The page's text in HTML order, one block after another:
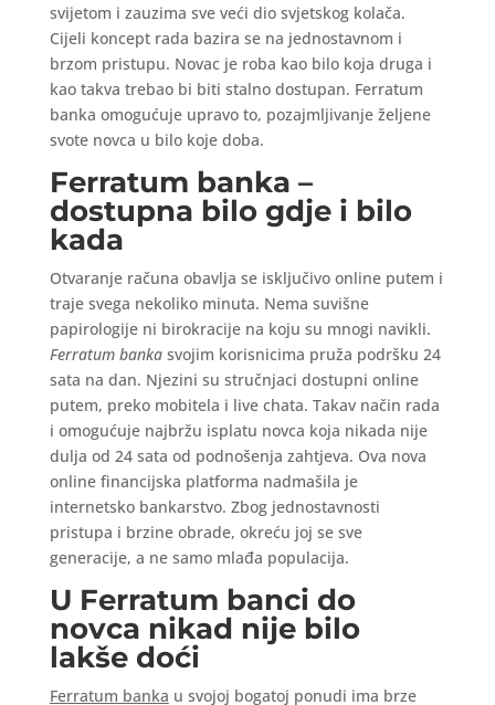
svijetom i zauzima sve veći dio svjetskog kolača.
Cijeli koncept rada bazira se na jednostavnom i
brzom pristupu. Novac je roba kao bilo koja druga i
kao takva trebao bi biti stalno dostupan. Ferratum
banka omogućuje upravo to, pozajmljivanje željene
svote novca u bilo koje doba.
Ferratum banka –
dostupna bilo gdje i bilo
kada
Otvaranje računa obavlja se isključivo online putem i
traje svega nekoliko minuta. Nema suvišne
papirologije ni birokracije na koju su mnogi navikli.
Ferratum bankasvojim korisnicima pruža podršku 24
sata na dan. Njezini su stručnjaci dostupni online
putem, preko mobitela i live chata. Takav način rada
i omogućuje najbržu isplatu novca koja nikada nije
dulja od 24 sata od podnošenja zahtjeva. Ova nova
online financijska platforma nadmašila je
internetsko bankarstvo. Zbog jednostavnosti
pristupa i brzine obrade, okreću joj se sve
generacije, a ne samo mlađa populacija.
U Ferratum banci do
novca nikad nije bilo
lakše doći
Ferratum banka u svojoj bogatoj ponudi ima brze